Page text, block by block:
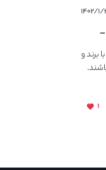
برند و
۱